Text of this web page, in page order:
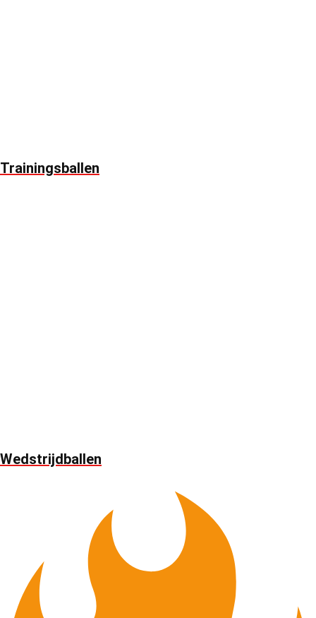
Trainingsballen
Wedstrijdballen